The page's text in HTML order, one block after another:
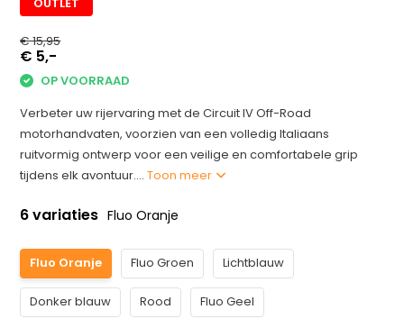
€ 15,95
€ 5,-
OP VOORRAAD
Verbeter uw rijervaring met de Circuit IV Off-Road
motorhandvaten, voorzien van een volledig Italiaans
ruitvormig ontwerp voor een veilige en comfortabele grip
tijdens elk avontuur....Toon meer
6 variaties Fluo Oranje
Fluo Oranje Fluo Groen Lichtblauw
Donker blauw Rood Fluo Geel